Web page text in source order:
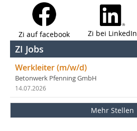
Zi auf facebook Zi bei LinkedIn
ZI Jobs
Werkleiter (m/w/d)
Betonwerk Pfenning GmbH
14.07.2026
Mehr Stellen